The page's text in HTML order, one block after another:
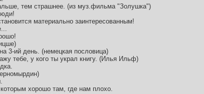
тем страшнее. (из муз.фильма "Золушка")
материально заинтересованным!
3-ий день. (немецкая пословица)
тебе, у кого ты украл книгу. (Илья Ильф)
хорошо там, где нам плохо.